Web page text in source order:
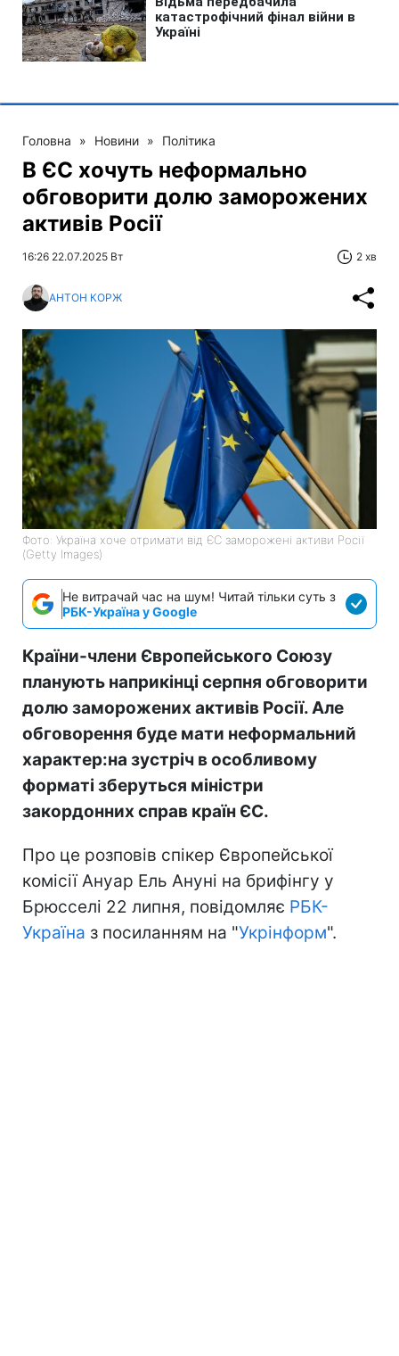
Головна » Новини » Політика
В ЄС хочуть неформально
обговорити долю заморожених
активів Росії
16:26 22.07.2025 Вт 2 хв
АНТОН КОРЖ
Фото: Україна хоче отримати від ЄС заморожені активи Росії
(Getty Images)
Не витрачай час на шум! Читай тільки суть з
РБК-Україна у Google
Країни-члени Європейського Союзу
планують наприкінці серпня обговорити
долю заморожених активів Росії. Але
обговорення буде мати неформальний
характер:на зустріч в особливому
форматі зберуться міністри
закордонних справ країн ЄС.
Про це розповів спікер Європейської
комісії Ануар Ель Ануні на брифінгу у
Брюсселі 22 липня, повідомляє РБК-
Україна з посиланням на "Укрінформ".